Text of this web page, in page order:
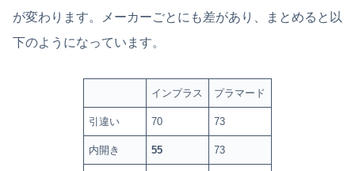
が変わります。メーカーごとにも差があり、まとめると以
下のようになっています。
インプラス プラマード
引違い 70 73
内開き 55 73